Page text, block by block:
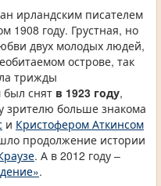
ирландским писателем
1908 году. Грустная, но
двух молодых людей,
острове, так
трижды
снят в 1923 году,
зрителю больше знакома
и Кристофером Аткинсом
продолжение истории
. А в 2012 году –
.